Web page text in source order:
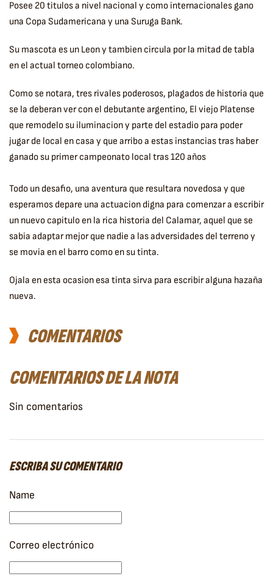
Posee 20 titulos a nivel nacional y como internacionales gano
una Copa Sudamericana y una Suruga Bank.
Su mascota es un Leon y tambien circula por la mitad de tabla
en el actual torneo colombiano.
Como se notara, tres rivales poderosos, plagados de historia que
se la deberan ver con el debutante argentino, El viejo Platense
que remodelo su iluminacion y parte del estadio para poder
jugar de local en casa y que arribo a estas instancias tras haber
ganado su primer campeonato local tras 120 años
Todo un desafio, una aventura que resultara novedosa y que
esperamos depare una actuacion digna para comenzar a escribir
un nuevo capitulo en la rica historia del Calamar, aquel que se
sabia adaptar mejor que nadie a las adversidades del terreno y
se movia en el barro como en su tinta.
Ojala en esta ocasion esa tinta sirva para escribir alguna hazaña
nueva.
COMENTARIOS
COMENTARIOS DE LA NOTA
Sin comentarios
ESCRIBA SU COMENTARIO
Name
Correo electrónico